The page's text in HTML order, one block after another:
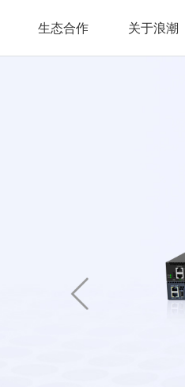
生态合作 关于浪潮